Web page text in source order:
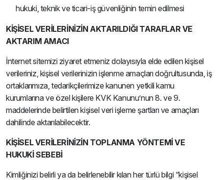
hukuki, teknik ve ticari-iş güvenliğinin temin edilmesi
KİŞİSEL VERİLERİNİZİN AKTARILDIĞI TARAFLAR VE
AKTARIM AMACI
İnternet sitemizi ziyaret etmeniz dolayısıyla elde edilen kişisel
verileriniz, kişisel verilerinizin işlenme amaçları doğrultusunda, iş
ortaklarımıza, tedarikçilerimize kanunen yetkili kamu
kurumlarına ve özel kişilere KVK Kanunu’nun 8. ve 9.
maddelerinde belirtilen kişisel veri işleme şartları ve amaçları
dahilinde aktarılabilecektir.
KİŞİSEL VERİLERİNİZİN TOPLANMA YÖNTEMİ VE
HUKUKİ SEBEBİ
Kimliğinizi belirli ya da belirlenebilir kılan her türlü bilgi “kişisel